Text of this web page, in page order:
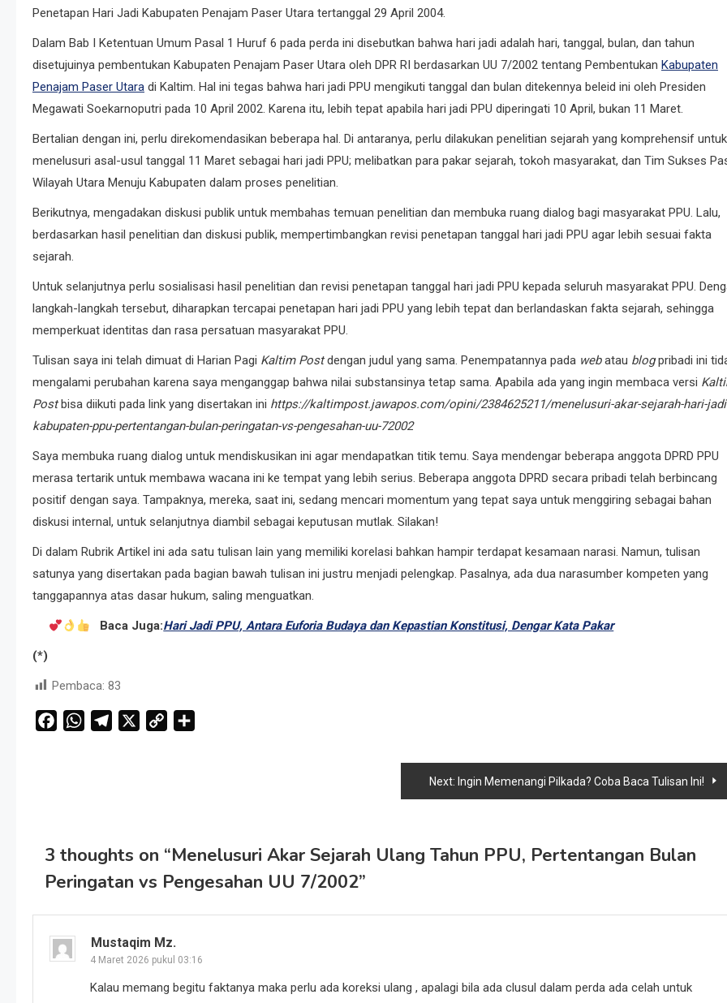
Penetapan Hari Jadi Kabupaten Penajam Paser Utara tertanggal 29 April 2004.
Dalam Bab I Ketentuan Umum Pasal 1 Huruf 6 pada perda ini disebutkan bahwa hari jadi adalah hari, tanggal, bulan, dan tahun
disetujuinya pembentukan Kabupaten Penajam Paser Utara oleh DPR RI berdasarkan UU 7/2002 tentang Pembentukan Kabupaten
Penajam Paser Utara di Kaltim. Hal ini tegas bahwa hari jadi PPU mengikuti tanggal dan bulan ditekennya beleid ini oleh Presiden
Megawati Soekarnoputri pada 10 April 2002. Karena itu, lebih tepat apabila hari jadi PPU diperingati 10 April, bukan 11 Maret.
Bertalian dengan ini, perlu direkomendasikan beberapa hal. Di antaranya, perlu dilakukan penelitian sejarah yang komprehensif untuk
menelusuri asal-usul tanggal 11 Maret sebagai hari jadi PPU; melibatkan para pakar sejarah, tokoh masyarakat, dan Tim Sukses
Wilayah Utara Menuju Kabupaten dalam proses penelitian.
Berikutnya, mengadakan diskusi publik untuk membahas temuan penelitian dan membuka ruang dialog bagi masyarakat PPU. Lalu,
berdasarkan hasil penelitian dan diskusi publik, mempertimbangkan revisi penetapan tanggal hari jadi PPU agar lebih sesuai fakta
sejarah.
Untuk selanjutnya perlu sosialisasi hasil penelitian dan revisi penetapan tanggal hari jadi PPU kepada seluruh masyarakat PPU.
langkah-langkah tersebut, diharapkan tercapai penetapan hari jadi PPU yang lebih tepat dan berlandaskan fakta sejarah, sehingga
memperkuat identitas dan rasa persatuan masyarakat PPU.
Tulisan saya ini telah dimuat di Harian Pagi Kaltim Postdengan judul yang sama. Penempatannya pada webatau blogpribadi ini
mengalami perubahan karena saya menganggap bahwa nilai substansinya tetap sama. Apabila ada yang ingin membaca versi
Postbisa diikuti pada link yang disertakan ini https://kaltimpost.jawapos.com/opini/2384625211/menelusuri-akar-sejarah-hari-
kabupaten-ppu-pertentangan-bulan-peringatan-vs-pengesahan-uu-72002
Saya membuka ruang dialog untuk mendiskusikan ini agar mendapatkan titik temu. Saya mendengar beberapa anggota DPRD PPU
merasa tertarik untuk membawa wacana ini ke tempat yang lebih serius. Beberapa anggota DPRD secara pribadi telah berbincang
positif dengan saya. Tampaknya, mereka, saat ini, sedang mencari momentum yang tepat saya untuk menggiring sebagai bahan
diskusi internal, untuk selanjutnya diambil sebagai keputusan mutlak. Silakan!
Di dalam Rubrik Artikel ini ada satu tulisan lain yang memiliki korelasi bahkan hampir terdapat kesamaan narasi. Namun, tulisan
satunya yang disertakan pada bagian bawah tulisan ini justru menjadi pelengkap. Pasalnya, ada dua narasumber kompeten yang
tanggapannya atas dasar hukum, saling menguatkan.
Baca Juga:Hari Jadi PPU, Antara Euforia Budaya dan Kepastian Konstitusi, Dengar Kata Pakar
(*)
Pembaca: 83
FacebookWhatsAppTelegram
Copy
Next: Ingin Memenangi Pilkada? Coba Baca Tulisan Ini!
3 thoughts on “Menelusuri Akar Sejarah Ulang Tahun PPU, Pertentangan Bulan
Peringatan vs Pengesahan UU 7/2002”
Mustaqim Mz.
4 Maret 2026 pukul 03:16
Kalau memang begitu faktanya maka perlu ada koreksi ulang , apalagi bila ada clusul dalam perda ada celah untuk